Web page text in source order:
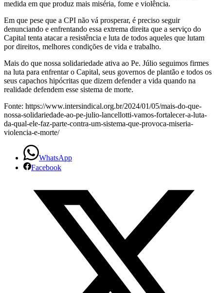
medida em que produz mais miséria, fome e violência.
Em que pese que a CPI não vá prosperar, é preciso seguir
denunciando e enfrentando essa extrema direita que a serviço do
Capital tenta atacar a resistência e luta de todos aqueles que lutam
por direitos, melhores condições de vida e trabalho.
Mais do que nossa solidariedade ativa ao Pe. Júlio seguimos firmes
na luta para enfrentar o Capital, seus governos de plantão e todos os
seus capachos hipócritas que dizem defender a vida quando na
realidade defendem esse sistema de morte.
Fonte: https://www.intersindical.org.br/2024/01/05/mais-do-que-
nossa-solidariedade-ao-pe-julio-lancellotti-vamos-fortalecer-a-luta-
da-qual-ele-faz-parte-contra-um-sistema-que-provoca-miseria-
violencia-e-morte/
WhatsApp
Facebook